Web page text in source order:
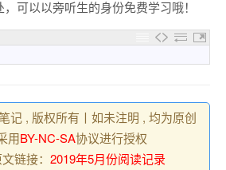
可以以旁听生的身份免费学习哦！
记 , 版权所有丨如未注明 , 均为原创
用BY-NC-SA协议进行授权
链接： 2019年5月份阅读记录